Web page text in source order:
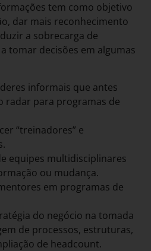
tem como objetivo
dar mais reconhecimento
a sobrecarga de
tomar decisões em algumas
informais que antes
radar para programas de
“treinadores” e
equipes multidisciplinares
ou mudança.
em programas de
do negócio na tomada
de processos, estruturas,
de headcount.